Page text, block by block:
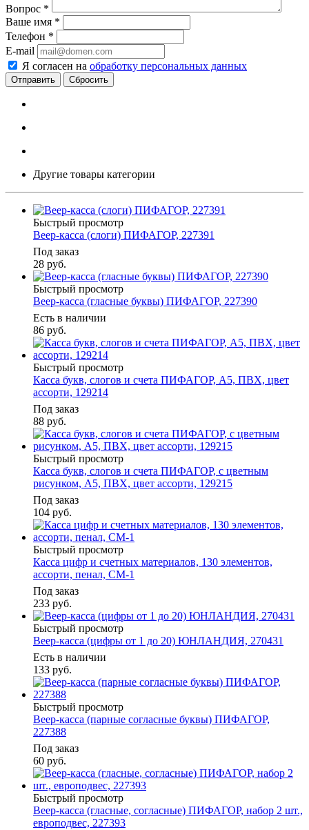
Вопрос *
Ваше имя *
Телефон *
E-mail
Я согласен на обработку персональных данных
Сбросить
Другие товары категории
Быстрый просмотр
Веер-касса (слоги) ПИФАГОР, 227391
Под заказ
28 руб.
Быстрый просмотр
Веер-касса (гласные буквы) ПИФАГОР, 227390
Есть в наличии
86 руб.
Быстрый просмотр
Касса букв, слогов и счета ПИФАГОР, А5, ПВХ, цвет
ассорти, 129214
Под заказ
88 руб.
Быстрый просмотр
Касса букв, слогов и счета ПИФАГОР, с цветным
рисунком, А5, ПВХ, цвет ассорти, 129215
Под заказ
104 руб.
Быстрый просмотр
Касса цифр и счетных материалов, 130 элементов,
ассорти, пенал, СМ-1
Под заказ
233 руб.
Быстрый просмотр
Веер-касса (цифры от 1 до 20) ЮНЛАНДИЯ, 270431
Есть в наличии
133 руб.
Быстрый просмотр
Веер-касса (парные согласные буквы) ПИФАГОР,
227388
Под заказ
60 руб.
Быстрый просмотр
Веер-касса (гласные, согласные) ПИФАГОР, набор 2 шт.,
европодвес, 227393